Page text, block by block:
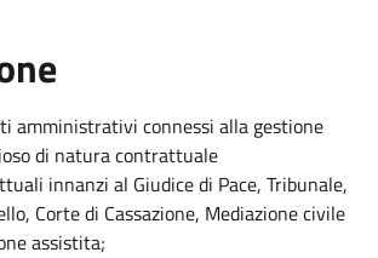
amministrativi connessi alla gestione
di natura contrattuale
innanzi al Giudice di Pace, Tribunale,
Corte di Cassazione, Mediazione civile
assistita;